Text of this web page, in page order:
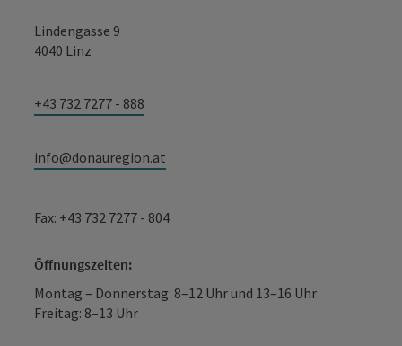
Lindengasse 9
4040 Linz
+43 732 7277 - 888
info@donauregion.at
Fax: +43 732 7277 - 804
Öffnungszeiten:
Montag – Donnerstag: 8–12 Uhr und 13–16 Uhr
Freitag: 8–13 Uhr